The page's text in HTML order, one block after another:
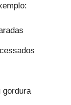
gordura